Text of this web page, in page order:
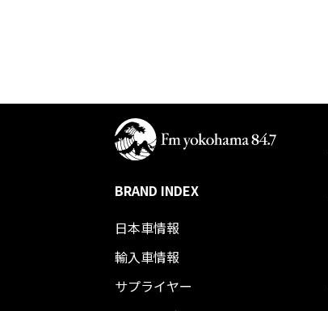
BRAND INDEX
日本車情報​
輸入車情報
サプライヤー